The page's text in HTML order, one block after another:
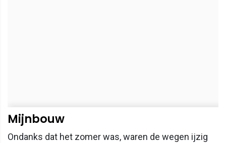
Mijnbouw
Ondanks dat het zomer was, waren de wegen ijzig